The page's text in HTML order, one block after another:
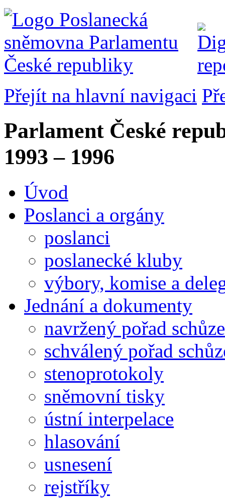
Přejít na hlavní navigaci
Parlament České
1993 – 1996
Úvod
Poslanci a orgány
poslanci
poslanecké kluby
výbory, komise a
Jednání a dokumenty
navržený pořad schůze
schválený pořad
stenoprotokoly
sněmovní tisky
ústní interpelace
hlasování
usnesení
rejstříky